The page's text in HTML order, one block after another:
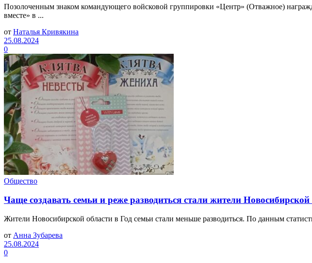
Позолоченным знаком командующего войсковой группировки «Центр» (Отважное)
вместе» в ...
от Наталья Кривякина
25.08.2024
0
Общество
Чаще создавать семьи и реже разводиться стали жители Новосибирской
Жители Новосибирской области в Год семьи стали меньше разводиться. По данным
от Анна Зубарева
25.08.2024
0